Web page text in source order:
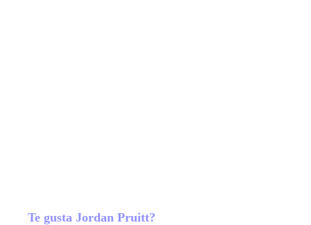
Te gusta Jordan Pruitt?